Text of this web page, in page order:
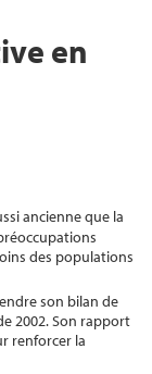
en
ancienne que la
des populations
son bilan de
2002. Son rapport
renforcer la